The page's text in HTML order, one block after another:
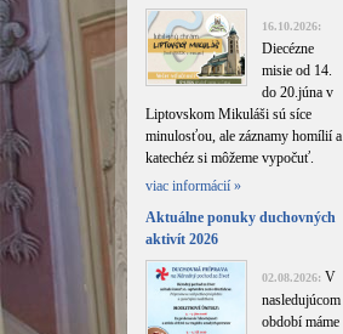
16.10.2026:
Diecézne
misie od 14.
do 20.júna v
Liptovskom Mikuláši sú síce
minulosťou, ale záznamy homílií a
katechéz si môžeme vypočuť.
viac informácií »
Aktuálne ponuky duchovných
aktivít 2026
02.08.2026: V
nasledujúcom
období máme